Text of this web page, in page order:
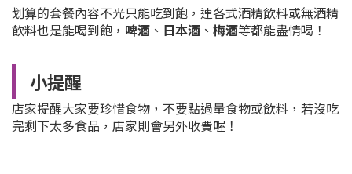
划算的套餐內容不光只能吃到飽，連各式酒精飲料或無酒精
飲料也是能喝到飽， 啤酒 、 日本酒 、 梅酒等都能盡情喝！
小提醒
店家提醒大家要珍惜食物，不要點過量食物或飲料，若沒吃
完剩下太多食品，店家則會另外收費喔！